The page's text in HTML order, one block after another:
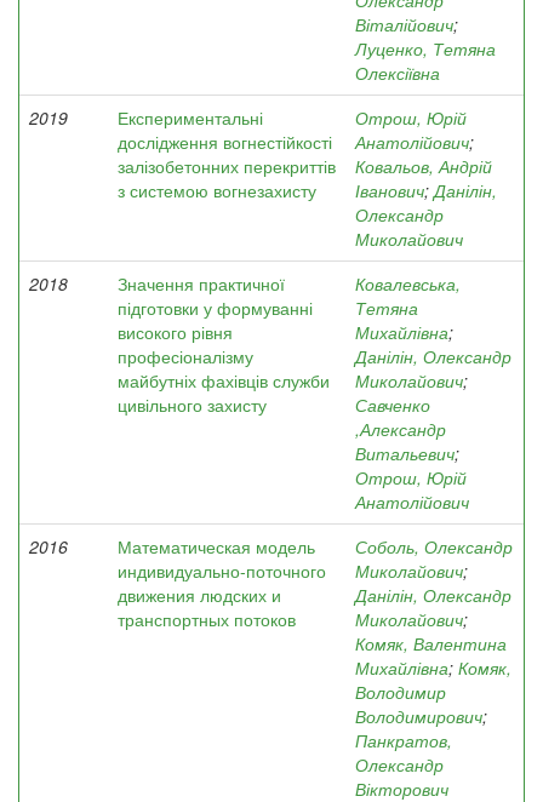
Віталійович;
Луценко, Тетяна
Олексіївна
2019
Експериментальні
дослідження вогнестійкості
залізобетонних перекриттів
з системою вогнезахисту
Отрош, Юрій
Анатолійович;
Ковальов, Андрій
Іванович;Данілін,
Олександр
Миколайович
2018
Значення практичної
підготовки у формуванні
високого рівня
професіоналізму
майбутніх фахівців служби
цивільного захисту
Ковалевська,
Тетяна
Михайлівна;
Данілін, Олександр
Миколайович;
Савченко
,Александр
Витальевич;
Отрош, Юрій
Анатолійович
2016
Математическая модель
индивидуально-поточного
движения людских и
транспортных потоков
Соболь, Олександр
Миколайович;
Данілін, Олександр
Миколайович;
Комяк, Валентина
Михайлівна; Комяк,
Володимир
Володимирович;
Панкратов,
Олександр
Вікторович